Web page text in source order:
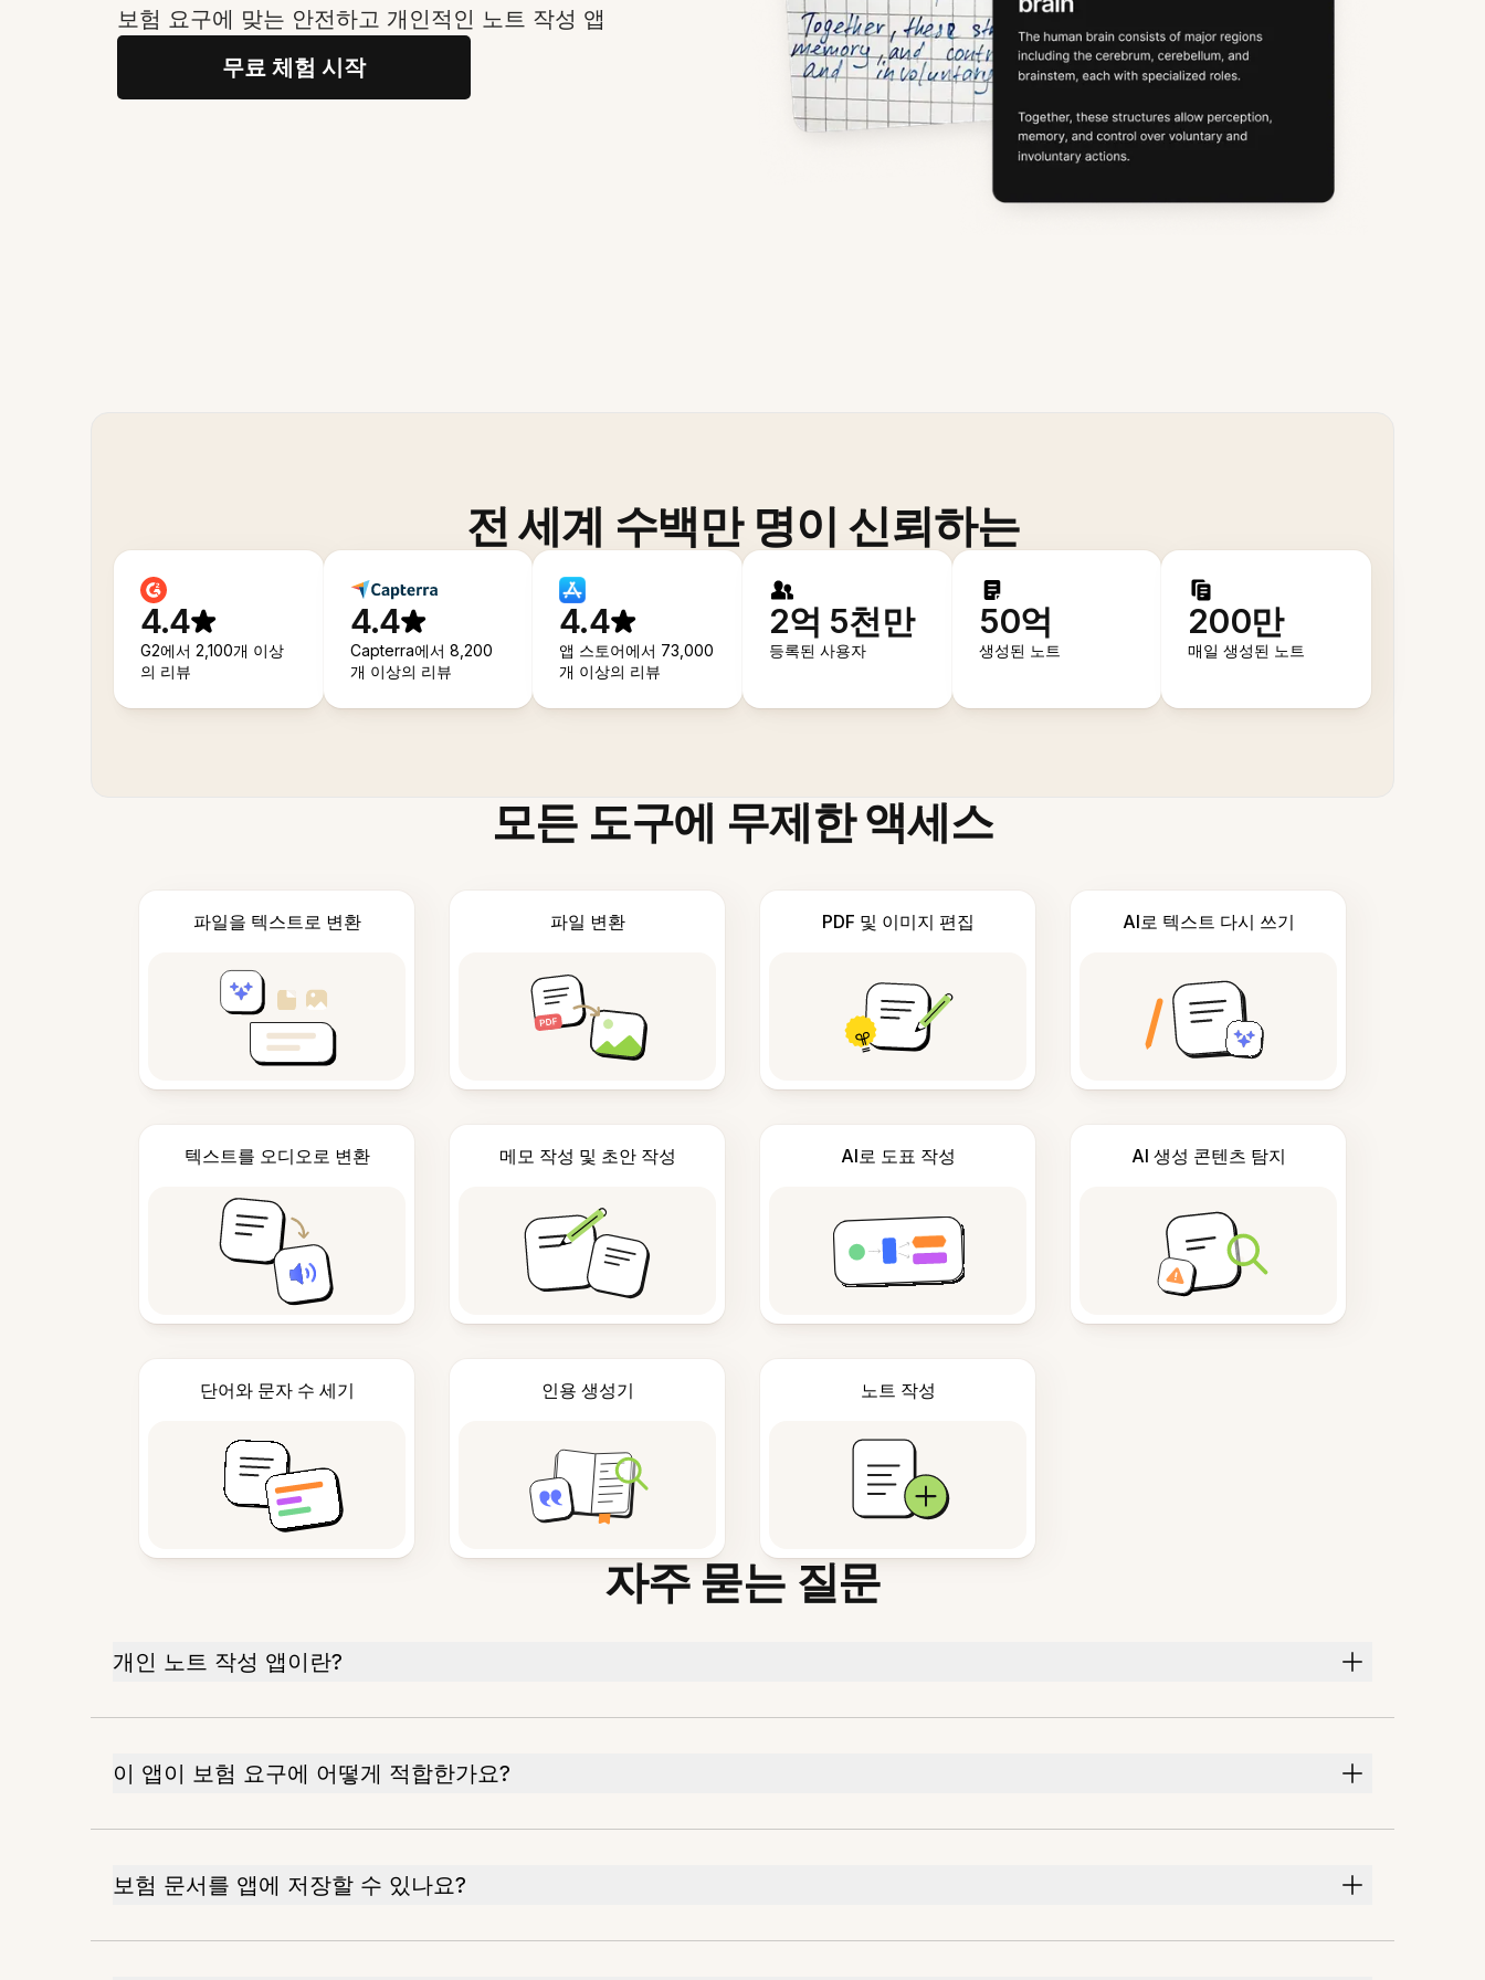
보험 요구에 맞는 안전하고 개인적인 노트 작성 앱
무료 체험 시작
전 세계 수백만 명이 신뢰하는
4.4
G2에서 2,100개 이상
의 리뷰
4.4
Capterra에서 8,200
개 이상의 리뷰
4.4
앱 스토어에서 73,000
개 이상의 리뷰
2억 5천만
등록된 사용자
50억
생성된 노트
200만
매일 생성된 노트
모든 도구에 무제한 액세스
파일을 텍스트로 변환 파일 변환 PDF 및 이미지 편집 AI로 텍스트 다시 쓰기
텍스트를 오디오로 변환 메모 작성 및 초안 작성 AI로 도표 작성 AI 생성 콘텐츠 탐지
단어와 문자 수 세기 인용 생성기 노트 작성
자주 묻는 질문
개인 노트 작성 앱이란?
이 앱이 보험 요구에 어떻게 적합한가요?
보험 문서를 앱에 저장할 수 있나요?